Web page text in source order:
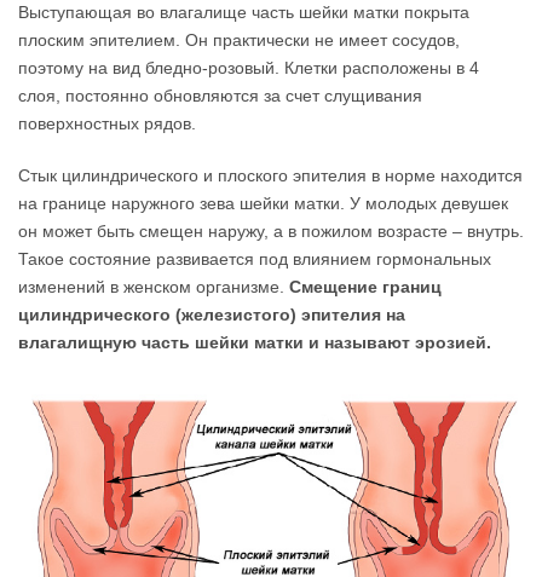
Выступающая во влагалище часть шейки матки покрыта
плоским эпителием. Он практически не имеет сосудов,
поэтому на вид бледно-розовый. Клетки расположены в 4
слоя, постоянно обновляются за счет слущивания
поверхностных рядов.
Стык цилиндрического и плоского эпителия в норме находится
на границе наружного зева шейки матки. У молодых девушек
он может быть смещен наружу, а в пожилом возрасте – внутрь.
Такое состояние развивается под влиянием гормональных
изменений в женском организме. Смещение границ
цилиндрического (железистого) эпителия на
влагалищную часть шейки матки и называют эрозией.